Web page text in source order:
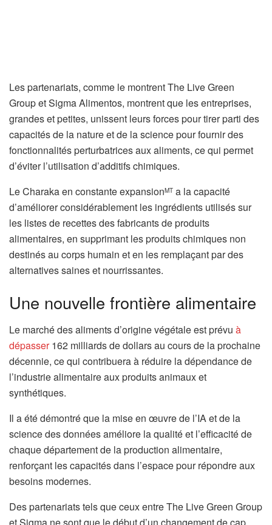
Les partenariats, comme le montrent The Live Green
Group et Sigma Alimentos, montrent que les entreprises,
grandes et petites, unissent leurs forces pour tirer parti des
capacités de la nature et de la science pour fournir des
fonctionnalités perturbatrices aux aliments, ce qui permet
d’éviter l’utilisation d’additifs chimiques.
Le Charaka en constante expansionMT a la capacité
d’améliorer considérablement les ingrédients utilisés sur
les listes de recettes des fabricants de produits
alimentaires, en supprimant les produits chimiques non
destinés au corps humain et en les remplaçant par des
alternatives saines et nourrissantes.
Une nouvelle frontière alimentaire
Le marché des aliments d’origine végétale est prévu à
dépasser162 milliards de dollars au cours de la prochaine
décennie, ce qui contribuera à réduire la dépendance de
l’industrie alimentaire aux produits animaux et
synthétiques.
Il a été démontré que la mise en œuvre de l’IA et de la
science des données améliore la qualité et l’efficacité de
chaque département de la production alimentaire,
renforçant les capacités dans l’espace pour répondre aux
besoins modernes.
Des partenariats tels que ceux entre The Live Green Group